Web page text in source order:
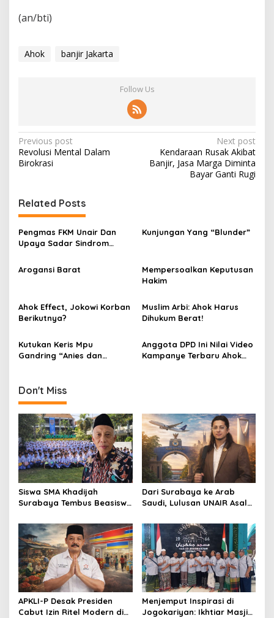
(an/bti)
Ahok banjir Jakarta
Follow Us
P
o
t
n
a
v
i
a
t
o
Previous post
Revolusi Mental Dalam
Birokrasi
Next post
Kendaraan Rusak Akibat
Banjir, Jasa Marga Diminta
Bayar Ganti Rugi
Related Posts
Pengmas FKM Unair Dan
Upaya Sadar Sindrom
Kunjungan Yang “Blunder”
Arogansi Barat
Mempersoalkan Keputusan
Hakim
Ahok Effect, Jokowi Korban
Berikutnya?
Muslim Arbi: Ahok Harus
Dihukum Berat!
Kutukan Keris Mpu
Gandring “Anies dan
Anggota DPD Ini Nilai Video
Kampanye Terbaru Ahok
Don't Miss
Siswa SMA Khadijah
Surabaya Tembus Beasiswa
Jalur Prestasi
Dari Surabaya ke Arab
Saudi, Lulusan UNAIR Asal
Kreatif Global
APKLI-P Desak Presiden
Cabut Izin Ritel Modern di
Menjemput Inspirasi di
Jogokariyan: Ikhtiar Masjid